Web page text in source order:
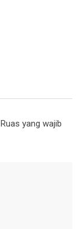
Ruas yang wajib